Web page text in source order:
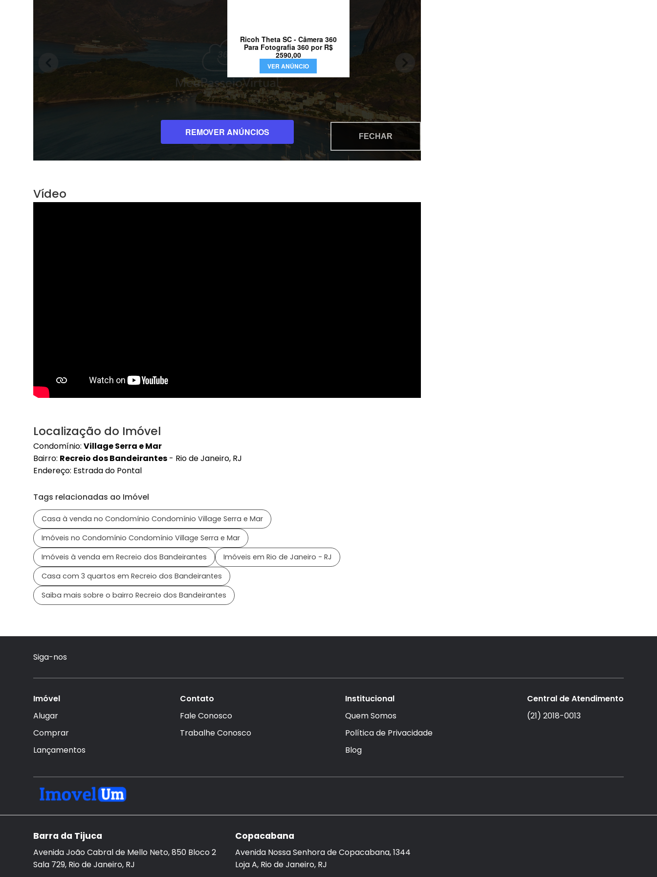
Vídeo
Localização do Imóvel
Condomínio: Village Serra e Mar
Bairro: Recreio dos Bandeirantes - Rio de Janeiro, RJ
Endereço: Estrada do Pontal
Tags relacionadas ao Imóvel
Casa à venda no Condomínio Condomínio Village Serra e Mar
Imóveis no Condomínio Condomínio Village Serra e Mar
Imóveis à venda em Recreio dos Bandeirantes
Imóveis em Rio de Janeiro - RJ
Casa com 3 quartos em Recreio dos Bandeirantes
Saiba mais sobre o bairro Recreio dos Bandeirantes
Siga-nos
Imóvel
Alugar
Comprar
Lançamentos
Contato
Fale Conosco
Trabalhe Conosco
Institucional
Quem Somos
Política de Privacidade
Blog
Central de Atendimento
(21) 2018-0013
Barra da Tijuca
Avenida João Cabral de Mello Neto, 850 Bloco 2
Sala 729, Rio de Janeiro, RJ
Copacabana
Avenida Nossa Senhora de Copacabana, 1344
Loja A, Rio de Janeiro, RJ